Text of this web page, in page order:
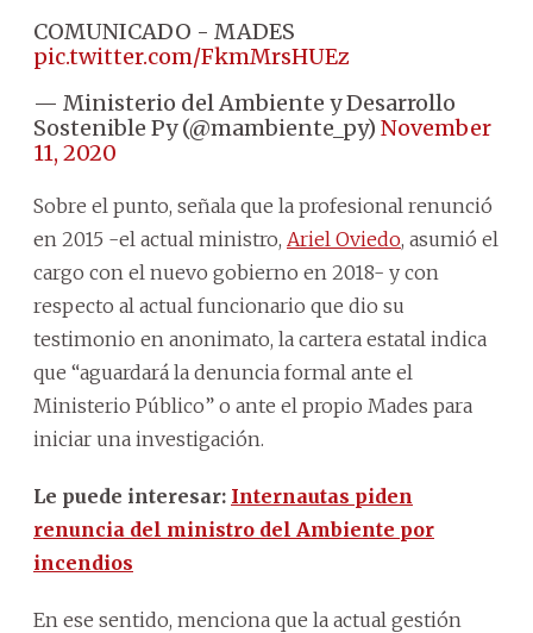
COMUNICADO - MADES
pic.twitter.com/FkmMrsHUEz
— Ministerio del Ambiente y Desarrollo
Sostenible Py (@mambiente_py) November
11, 2020
Sobre el punto, señala que la profesional renunció
en 2015 -el actual ministro, Ariel Oviedo, asumió el
cargo con el nuevo gobierno en 2018- y con
respecto al actual funcionario que dio su
testimonio en anonimato, la cartera estatal indica
que “aguardará la denuncia formal ante el
Ministerio Público” o ante el propio Mades para
iniciar una investigación.
Le puede interesar: Internautas piden
renuncia del ministro del Ambiente por
incendios
En ese sentido, menciona que la actual gestión